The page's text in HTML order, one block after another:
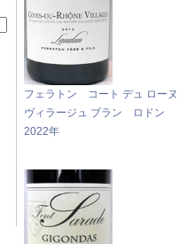
フェラトン コート デュ ロー
ヴィラージュ ブラン ロドン
2022年